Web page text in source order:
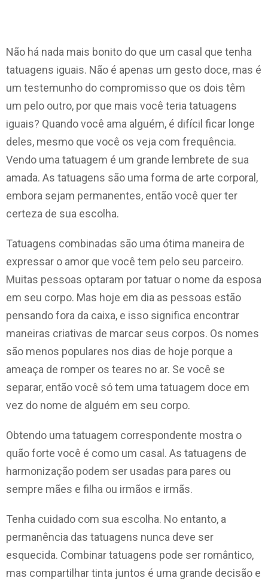
Não há nada mais bonito do que um casal que tenha
tatuagens iguais. Não é apenas um gesto doce, mas é
um testemunho do compromisso que os dois têm
um pelo outro, por que mais você teria tatuagens
iguais? Quando você ama alguém, é difícil ficar longe
deles, mesmo que você os veja com frequência.
Vendo uma tatuagem é um grande lembrete de sua
amada. As tatuagens são uma forma de arte corporal,
embora sejam permanentes, então você quer ter
certeza de sua escolha.
Tatuagens combinadas são uma ótima maneira de
expressar o amor que você tem pelo seu parceiro.
Muitas pessoas optaram por tatuar o nome da esposa
em seu corpo. Mas hoje em dia as pessoas estão
pensando fora da caixa, e isso significa encontrar
maneiras criativas de marcar seus corpos. Os nomes
são menos populares nos dias de hoje porque a
ameaça de romper os teares no ar. Se você se
separar, então você só tem uma tatuagem doce em
vez do nome de alguém em seu corpo.
Obtendo uma tatuagem correspondente mostra o
quão forte você é como um casal. As tatuagens de
harmonização podem ser usadas para pares ou
sempre mães e filha ou irmãos e irmãs.
Tenha cuidado com sua escolha. No entanto, a
permanência das tatuagens nunca deve ser
esquecida. Combinar tatuagens pode ser romântico,
mas compartilhar tinta juntos é uma grande decisão e